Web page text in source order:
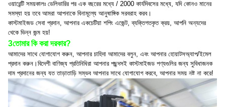
ওয়ারেন্টি সময়কালঃ ডেলিভারির পর এক বছরের মধ্যে / 2000 কার্যদিবসের মধ্যে, যদি কোনও মানের
সমস্যা হয় তবে আমরা আপনাকে বিনামূল্যে আনুষাঙ্গিক সরবরাহ করব।
কাস্টমাইজড সেবা প্রদান, আপনার একচেটিয়া শপিং এজেন্ট, ব্যক্তিগতকৃত ক্রয়, আপনি অন্যদের
থেকে ভিন্ন জন্ম হয়!
3তোমার কি করা দরকার?
আমাদের সাথে যোগাযোগ করুন, আপনার চাহিদা আমাদের বলুন, এবং আপনার হোয়াটসঅ্যাপ/ইমেল
প্রদান করুন।বিদেশী বাণিজ্য প্রতিনিধিরা আপনার পছন্দসই কাস্টমাইজড পণ্যগুলির জন্য সুবিধাজনক
দাম প্রদানের জন্য যত তাড়াতাড়ি সম্ভব আপনার সাথে যোগাযোগ করবে, আপনার সময় নষ্ট না করে!